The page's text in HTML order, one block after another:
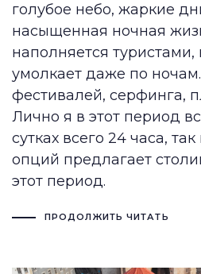
голубое небо, жаркие
насыщенная ночная
наполняется туристами,
умолкает даже по
фестивалей, серфинга,
Лично я в этот период
сутках всего 24 часа,
опций предлагает
этот период.
ПРОДОЛЖИТЬ ЧИТАТЬ